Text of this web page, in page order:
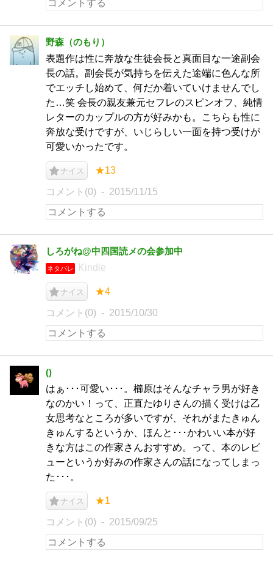
野森（のもり）
表題作は性に奔放な生徒会長と真面目な一途副会
長の話。副会長が気持ちを伝えた途端に色んな所
でエッチし始めて、何だか着いていけませんでし
た…笑 会長の親友兼元セフレのスピンオフ、純情
レターのカップルの方が好みかも。こちらも性に
奔放な受けですが、いじらしい一面を持つ受けが
可愛いかったです。
ナイス ★13
コメント(0) 2015/11/15
しろがね@中四国読メの会参加中
ネタバレ Kindle
ナイス ★4
コメント(0) 2015/10/30
()
はぁ･･･可愛い･･･。櫛原はそんなチャラ男が好き
なのかい！って、正直たゆりさんの描く受けは乙
女思考なところが多いですが、それがまたきゅん
きゅんするというか、ほんと･･･かわいい本が好
きな方はこの作家さんおすすめ。って、本のレビ
ューというか好みの作家さんの話になってしまっ
た･･･。
ナイス ★1
コメント(0) 2015/09/25